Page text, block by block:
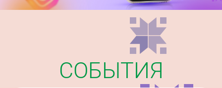
СОБЫТИЯ